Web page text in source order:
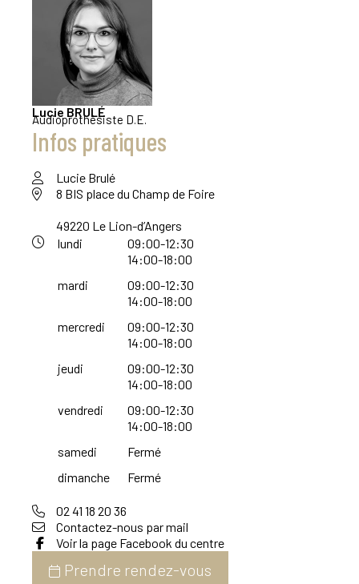
Lucie BRULÉ
Audioprothésiste D.E.
Infos pratiques
Lucie Brulé
8 BIS place du Champ de Foire
49220 Le Lion-d’Angers
lundi
09:00-12:30
14:00-18:00
mardi
09:00-12:30
14:00-18:00
mercredi
09:00-12:30
14:00-18:00
jeudi
09:00-12:30
14:00-18:00
vendredi
09:00-12:30
14:00-18:00
samedi
Fermé
dimanche
Fermé
02 41 18 20 36
Contactez-nous par mail
Voir la page Facebook du centre
Prendre rendez-vous